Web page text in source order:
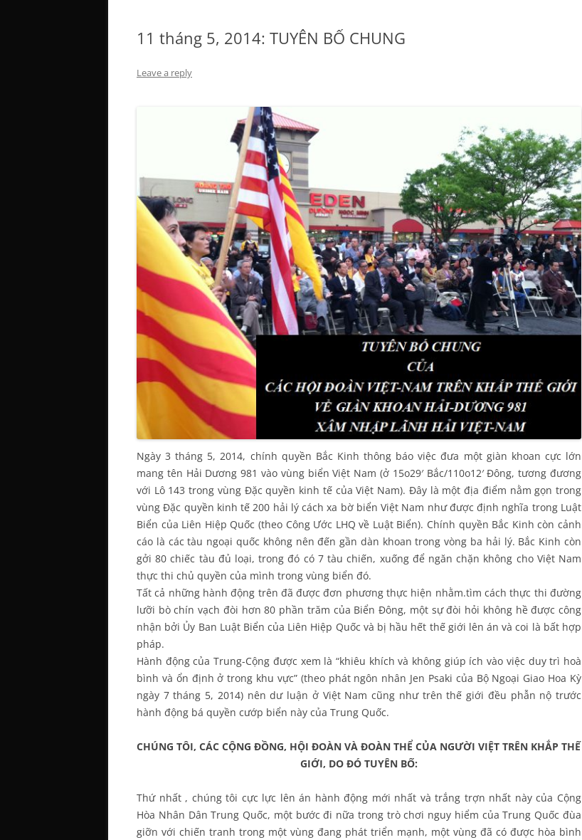
11 tháng 5, 2014: TUYÊN BỐ CHUNG
Leave a reply
Ngày 3 tháng 5, 2014, chính quyền Bắc Kinh thông báo việc đưa một giàn khoan cực lớn
mang tên Hải Dương 981 vào vùng biển Việt Nam (ở 15o29′ Bắc/110o12′ Đông, tương đương
với Lô 143 trong vùng Đặc quyền kinh tế của Việt Nam). Đây là một địa điểm nằm gọn trong
vùng Đặc quyền kinh tế 200 hải lý cách xa bờ biển Việt Nam như được định nghĩa trong Luật
Biển của Liên Hiệp Quốc (theo Công Ước LHQ về Luật Biển). Chính quyền Bắc Kinh còn cảnh
cáo là các tàu ngoại quốc không nên đến gần dàn khoan trong vòng ba hải lý. Bắc Kinh còn
gởi 80 chiếc tàu đủ loại, trong đó có 7 tàu chiến, xuống để ngăn chặn không cho Việt Nam
thực thi chủ quyền của mình trong vùng biển đó.
Tất cả những hành động trên đã được đơn phương thực hiện nhằm.tìm cách thực thi đường
lưỡi bò chín vạch đòi hơn 80 phần trăm của Biển Đông, một sự đòi hỏi không hề được công
nhận bởi Ủy Ban Luật Biển của Liên Hiệp Quốc và bị hầu hết thế giới lên án và coi là bất hợp
pháp.
Hành động của Trung-Cộng được xem là “khiêu khích và không giúp ích vào việc duy trì hoà
bình và ổn định ở trong khu vực” (theo phát ngôn nhân Jen Psaki của Bộ Ngoại Giao Hoa Kỳ
ngày 7 tháng 5, 2014) nên dư luận ở Việt Nam cũng như trên thế giới đều phẫn nộ trước
hành động bá quyền cướp biển này của Trung Quốc.
CHÚNG TÔI, CÁC CỘNG ĐỒNG, HỘI ĐOÀN VÀ ĐOÀN THỂ CỦA NGƯỜI VIỆT TRÊN KHẮP THẾ
GIỚI, DO ĐÓ TUYÊN BỐ:
Thứ nhất , chúng tôi cực lực lên án hành động mới nhất và trắng trợn nhất này của Cộng
Hòa Nhân Dân Trung Quốc, một bước đi nữa trong trò chơi nguy hiểm của Trung Quốc đùa
giỡn với chiến tranh trong một vùng đang phát triển mạnh, một vùng đã có được hòa bình